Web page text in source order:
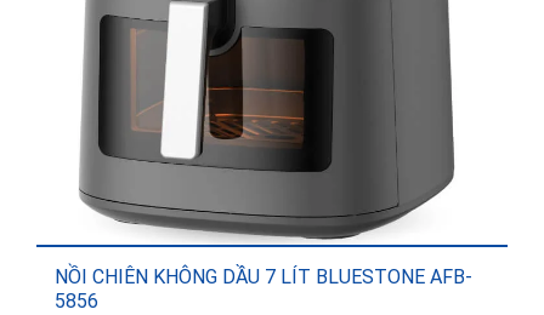
NỒI CHIÊN KHÔNG DẦU 7 LÍT BLUESTONE AFB-
5856